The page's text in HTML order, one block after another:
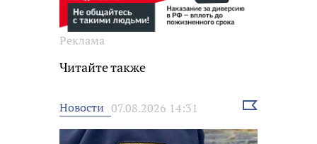
Реклама
Читайте также
Новости 07.08.2026 14:31
Выбрать